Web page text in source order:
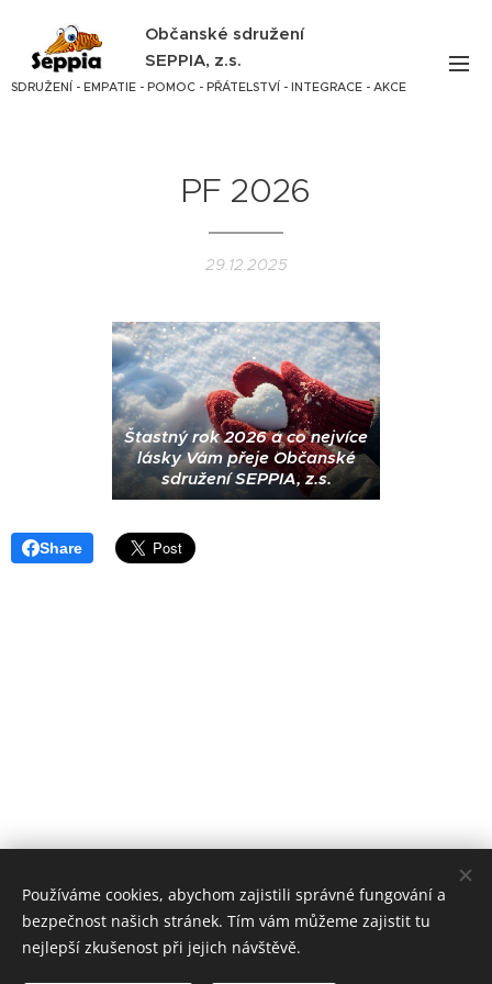
Občanské sdružení
SEPPIA, z.s.
SDRUŽENÍ - EMPATIE - POMOC - PŘÁTELSTVÍ - INTEGRACE - AKCE
PF 2026
29.12.2025
Štastný rok 2026 a co nejvíce
lásky Vám přeje Občanské
sdružení SEPPIA, z.s.
Share
Používáme cookies, abychom zajistili správné fungování a
bezpečnost našich stránek. Tím vám můžeme zajistit tu
nejlepší zkušenost při jejich návštěvě.